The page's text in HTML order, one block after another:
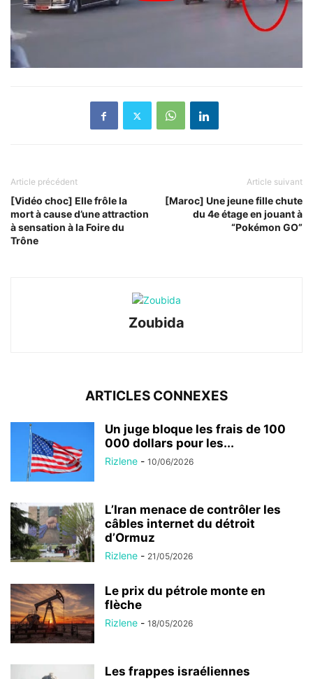
Article précédent
[Vidéo choc] Elle frôle la
mort à cause d’une attraction
à sensation à la Foire du
Trône
Article suivant
[Maroc] Une jeune fille chute
du 4e étage en jouant à
“Pokémon GO”
Zoubida
ARTICLES CONNEXES
Un juge bloque les frais de 100
000 dollars pour les...
Rizlene - 10/06/2026
L’Iran menace de contrôler les
câbles internet du détroit
d’Ormuz
Rizlene - 21/05/2026
Le prix du pétrole monte en
flèche
Rizlene - 18/05/2026
Les frappes israéliennes